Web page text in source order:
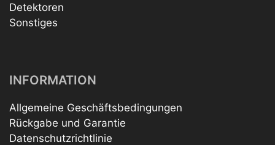
Detektoren
Sonstiges
INFORMATION
Allgemeine Geschäftsbedingungen
Rückgabe und Garantie
Datenschutzrichtlinie